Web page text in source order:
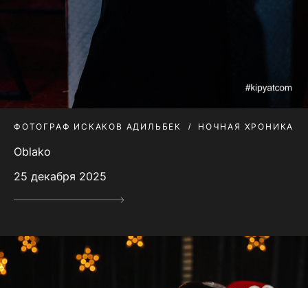
ФОТОГРАФ ИСКАКОВ АДИЛЬБЕК НОЧНАЯ ХРОНИКА
Oblako
25 декабря 2025